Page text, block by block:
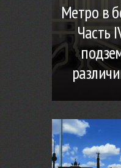
Метро в
Часть